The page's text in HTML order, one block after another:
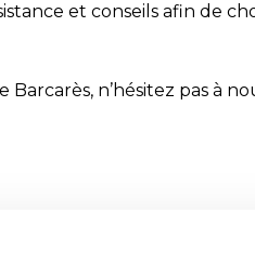
et conseils afin de
n’hésitez pas à